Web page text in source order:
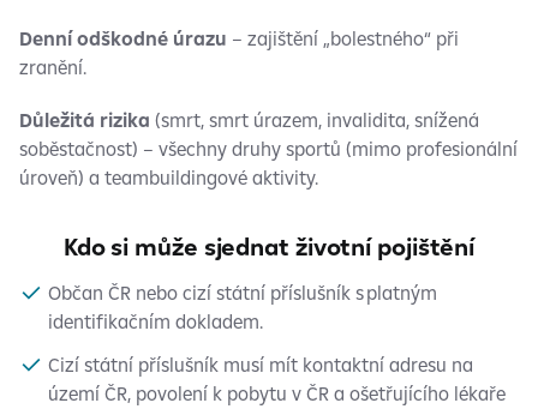
Denní odškodné úrazu – zajištění „bolestného“ při
zranění.
Důležitá rizika (smrt, smrt úrazem, invalidita, snížená
soběstačnost) – všechny druhy sportů (mimo profesionální
úroveň) a teambuildingové aktivity.
Kdo si může sjednat životní pojištění
Občan ČR nebo cizí státní příslušník s platným
identifikačním dokladem.
Cizí státní příslušník musí mít kontaktní adresu na
území ČR, povolení k pobytu v ČR a ošetřujícího lékaře